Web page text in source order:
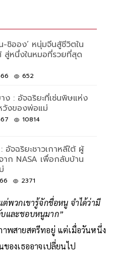
-ชิออง’ หนุ่มจีนสู้ชีวิตใน
สู่หนึ่งในหมอที่รวยที่สุด
652
ง : อัจฉริยะที่เซ่นพิษแห่ง
วังของพ่อแม่
10814
จฉริยะชาวเกาหลีใต้ ผู้
ก NASA เพื่อกลับบ้าน
2371
พวกเขารู้จักชื่อหนู จำได้ว่ามี
และชอบหนูมาก”
าพสายสตรีทอยู่ แต่เมื่อวันหนึ่ง
ของเธออาจเปลี่ยนไป